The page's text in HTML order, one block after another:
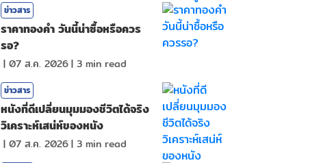
ข่าวสาร
ราคาทองคํา วันนี้น่าซื้อหรือควร
รอ?
| 07 ส.ค. 2026| 3 min read
ข่าวสาร
หนังที่ดีเปลี่ยนมุมมองชีวิตได้จริง
วิเคราะห์เสน่ห์ของหนัง
| 07 ส.ค. 2026| 3 min read